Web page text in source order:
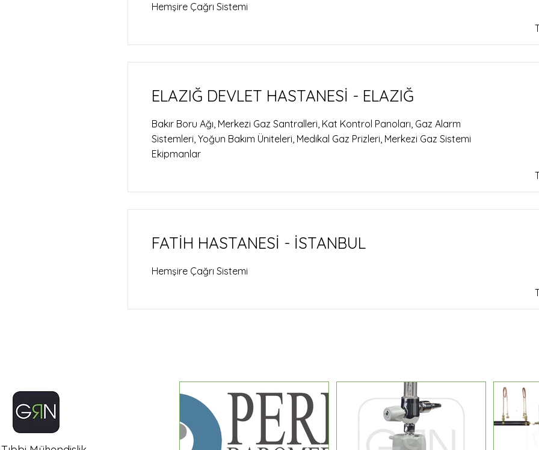
Hemşire Çağrı Sistemi
ELAZIĞ DEVLET HASTANESİ - ELAZIĞ
Bakır Boru Ağı, Merkezi Gaz Santralleri, Kat Kontrol Panoları, Gaz Alarm
Sistemleri, Yoğun Bakım Üniteleri, Medikal Gaz Prizleri, Merkezi Gaz Sistemi
Ekipmanlar
FATİH HASTANESİ - İSTANBUL
Hemşire Çağrı Sistemi